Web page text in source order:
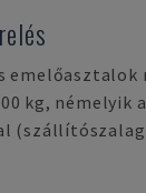
emelőasztalok
kg, némelyik
(szállítószalag